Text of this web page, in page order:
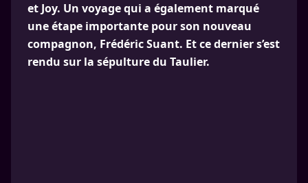
et Joy. Un voyage qui a également marqué
une étape importante pour son nouveau
compagnon, Frédéric Suant. Et ce dernier s’est
rendu sur la sépulture du Taulier.